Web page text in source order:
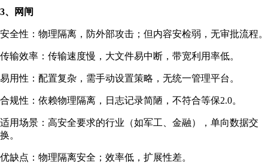
3、网闸
安全性：物理隔离，防外部攻击；但内容安检弱，无审批流程。
传输效率：传输速度慢，大文件易中断，带宽利用率低。
易用性：配置复杂，需手动设置策略，无统一管理平台。
合规性：依赖物理隔离，日志记录简陋，不符合等保2.0。
适用场景：高安全要求的行业（如军工、金融），单向数据交
换。
优缺点：物理隔离安全；效率低，扩展性差。